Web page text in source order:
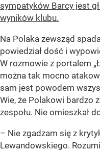
sympatyków Barcy jest
wyników klubu.
Na Polaka zewsząd
powiedział dość i
W rozmowie z portalem
można tak mocno
sam jest powodem
Wie, że Polakowi bardzo
zespołu. Nie omieszkał
– Nie zgadzam się z
Lewandowskiego.